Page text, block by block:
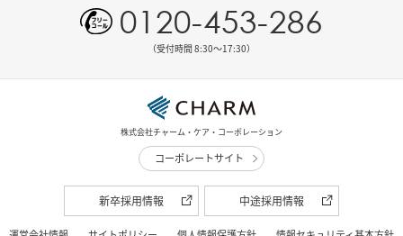
0120-453-286
（受付時間 8:30〜17:30）
株式会社チャーム・ケア・コーポレーション
コーポレートサイト
新卒採用情報 中途採用情報